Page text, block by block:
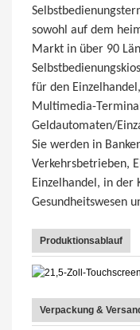
sowohl auf dem
Markt in über 90
für den
Multimedia-
Geldautomaten/
Sie werden in
Verkehrsbetrieben,
Einzelhandel, in der
Gesundheitswesen
Produktionsablauf
Verpackung &